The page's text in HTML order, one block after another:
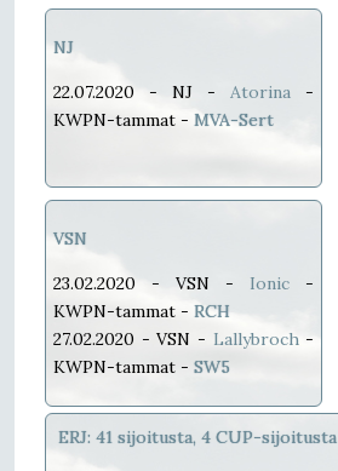
NJ
22.07.2020 - NJ -Atorina -
KWPN-tammat - MVA-Sert
VSN
23.02.2020 - VSN - Ionic -
KWPN-tammat - RCH
27.02.2020 - VSN - Lallybroch-
KWPN-tammat - SW5
ERJ: 41 sijoitusta, 4 CUP-sijoitusta